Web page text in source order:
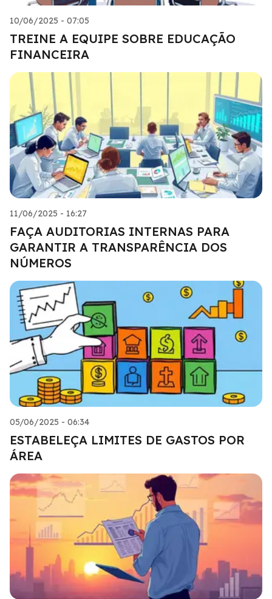
10/06/2025 - 07:05
TREINE A EQUIPE SOBRE EDUCAÇÃO
FINANCEIRA
11/06/2025 - 16:27
FAÇA AUDITORIAS INTERNAS PARA
GARANTIR A TRANSPARÊNCIA DOS
NÚMEROS
05/06/2025 - 06:34
ESTABELEÇA LIMITES DE GASTOS POR
ÁREA